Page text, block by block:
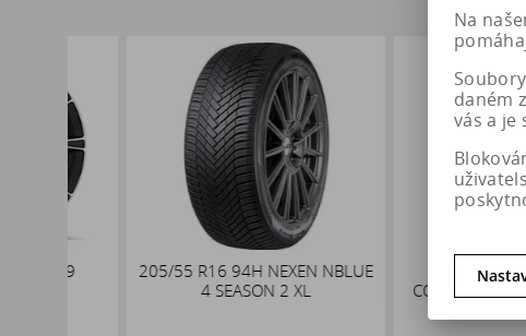
205/55 R16 94H NEXEN NBLUE
4 SEASON 2 XL
235/55 R17
CONTINENTAL
Na
daném
vás a je